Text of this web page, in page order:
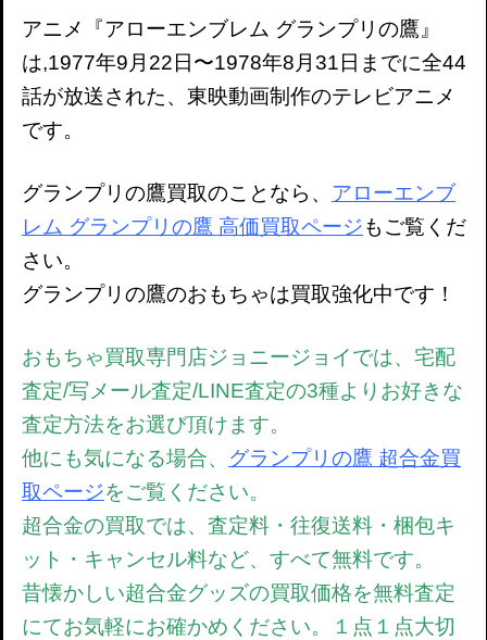
アニメ『アローエンブレム グランプリの鷹』
は,1977年9月22日〜1978年8月31日までに全44
話が放送された、東映動画制作のテレビアニメ
です。
グランプリの鷹買取のことなら、 アローエンブ
レム グランプリの鷹 高価買取ページもご覧くだ
さい。
グランプリの鷹のおもちゃは買取強化中です！
おもちゃ買取専門店ジョニージョイでは、宅配
査定/写メール査定/LINE査定の3種よりお好きな
査定方法をお選び頂けます。
他にも気になる場合、 グランプリの鷹 超合金買
取ページをご覧ください。
超合金の買取では、査定料・往復送料・梱包キ
ット・キャンセル料など、すべて無料です。
昔懐かしい超合金グッズの買取価格を無料査定
にてお気軽にお確かめください。１点１点大切